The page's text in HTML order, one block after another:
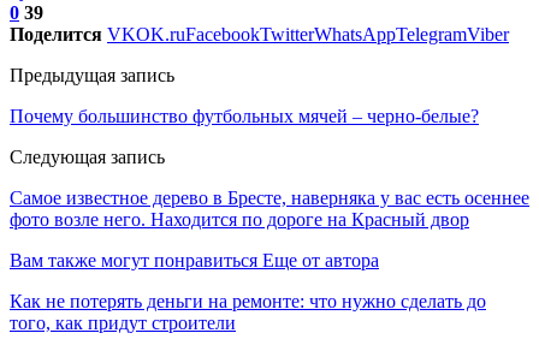
0 39
Поделится VKOK.ruFacebookTwitterWhatsAppTelegramViber
Предыдущая запись
Почему большинство футбольных мячей – черно-белые?
Следующая запись
Самое известное дерево в Бресте, наверняка у вас есть осеннее
фото возле него. Находится по дороге на Красный двор
Вам также могут понравиться Еще от автора
Как не потерять деньги на ремонте: что нужно сделать до
того, как придут строители